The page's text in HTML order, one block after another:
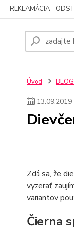
REKLAMÁCIA -
Úvod BLOG
13.09.2019
Zdá sa, že
vyzerať
variantov
Čierna